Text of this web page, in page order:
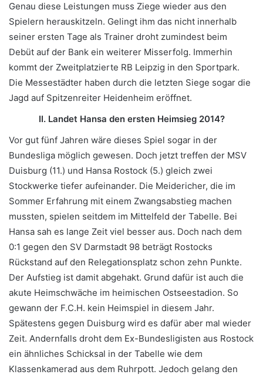
Genau diese Leistungen muss Ziege wieder aus den
Spielern herauskitzeln. Gelingt ihm das nicht innerhalb
seiner ersten Tage als Trainer droht zumindest beim
Debüt auf der Bank ein weiterer Misserfolg. Immerhin
kommt der Zweitplatzierte RB Leipzig in den Sportpark.
Die Messestädter haben durch die letzten Siege sogar die
Jagd auf Spitzenreiter Heidenheim eröffnet.
II. Landet Hansa den ersten Heimsieg 2014?
Vor gut fünf Jahren wäre dieses Spiel sogar in der
Bundesliga möglich gewesen. Doch jetzt treffen der MSV
Duisburg (11.) und Hansa Rostock (5.) gleich zwei
Stockwerke tiefer aufeinander. Die Meidericher, die im
Sommer Erfahrung mit einem Zwangsabstieg machen
mussten, spielen seitdem im Mittelfeld der Tabelle. Bei
Hansa sah es lange Zeit viel besser aus. Doch nach dem
0:1 gegen den SV Darmstadt 98 beträgt Rostocks
Rückstand auf den Relegationsplatz schon zehn Punkte.
Der Aufstieg ist damit abgehakt. Grund dafür ist auch die
akute Heimschwäche im heimischen Ostseestadion. So
gewann der F.C.H. kein Heimspiel in diesem Jahr.
Spätestens gegen Duisburg wird es dafür aber mal wieder
Zeit. Andernfalls droht dem Ex-Bundesligisten aus Rostock
ein ähnliches Schicksal in der Tabelle wie dem
Klassenkamerad aus dem Ruhrpott. Jedoch gelang den